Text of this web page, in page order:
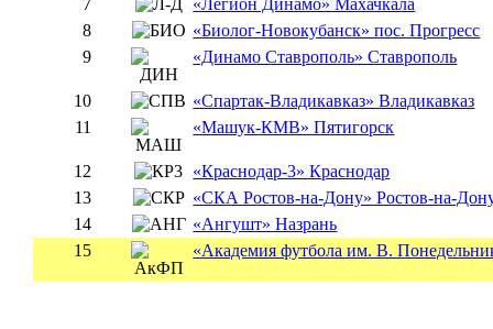
7
«Легион Динамо» Махачкала
8
«Биолог-Новокубанск» пос. Прогресс
9
«Динамо Ставрополь» Ставрополь
10
«Спартак-Владикавказ» Владикавказ
11
«Машук-КМВ» Пятигорск
12
«Краснодар-3» Краснодар
13
«СКА Ростов-на-Дону» Ростов-на-
14
«Ангушт» Назрань
15
«Академия футбола им. В.